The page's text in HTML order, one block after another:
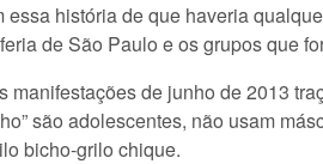
história de que haveria
de São Paulo e os grupos que
manifestações de junho de 2013
são adolescentes, não usam
bicho-grilo chique.